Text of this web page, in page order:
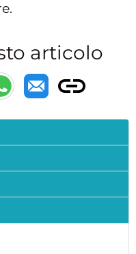
articolo